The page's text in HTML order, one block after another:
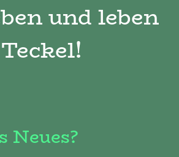
und leben
Teckel!
Neues?